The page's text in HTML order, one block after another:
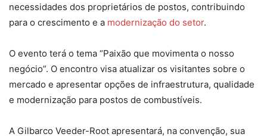
necessidades dos proprietários de postos, contribuindo
para o crescimento e a modernização do setor.
O evento terá o tema “Paixão que movimenta o nosso
negócio”. O encontro visa atualizar os visitantes sobre o
mercado e apresentar opções de infraestrutura, qualidade
e modernização para postos de combustíveis.
A Gilbarco Veeder-Root apresentará, na convenção, sua